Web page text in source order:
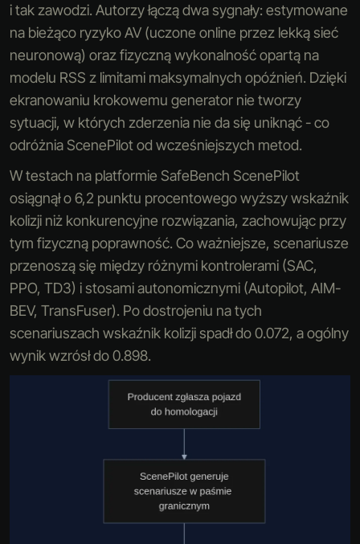
i tak zawodzi. Autorzy łączą dwa sygnały: estymowane
na bieżąco ryzyko AV (uczone online przez lekką sieć
neuronową) oraz fizyczną wykonalność opartą na
modelu RSS z limitami maksymalnych opóźnień. Dzięki
ekranowaniu krokowemu generator nie tworzy
sytuacji, w których zderzenia nie da się uniknąć - co
odróżnia ScenePilot od wcześniejszych metod.
W testach na platformie SafeBench ScenePilot
osiągnął o 6,2 punktu procentowego wyższy wskaźnik
kolizji niż konkurencyjne rozwiązania, zachowując przy
tym fizyczną poprawność. Co ważniejsze, scenariusze
przenoszą się między różnymi kontrolerami (SAC,
PPO, TD3) i stosami autonomicznymi (Autopilot, AIM-
BEV, TransFuser). Po dostrojeniu na tych
scenariuszach wskaźnik kolizji spadł do 0.072, a ogólny
wynik wzrósł do 0.898.